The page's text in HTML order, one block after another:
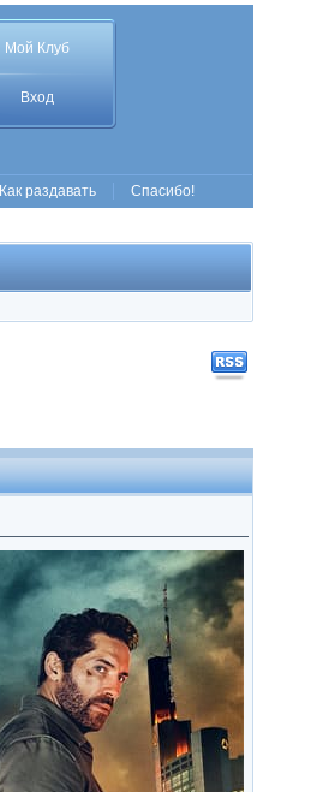
Мой Клуб
Вход
Как раздавать Спасибо!